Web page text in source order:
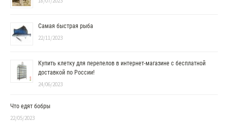
Самая быстрая рыба
22/11/2023
Купить клетку для перепелов в интернет-магазине с бесплатной
доставкой по России!
24/06/2023
Что едят бобры
22/05/2023